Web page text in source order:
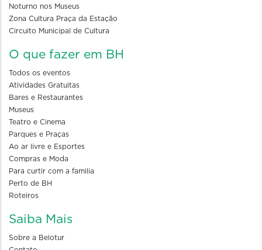
Noturno nos Museus
Zona Cultura Praça da Estação
Circuito Municipal de Cultura
O que fazer em BH
Todos os eventos
Atividades Gratuitas
Bares e Restaurantes
Museus
Teatro e Cinema
Parques e Praças
Ao ar livre e Esportes
Compras e Moda
Para curtir com a familia
Perto de BH
Roteiros
Saiba Mais
Sobre a Belotur